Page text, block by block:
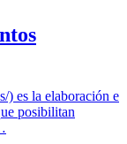
) es la elaboración e
posibilitan